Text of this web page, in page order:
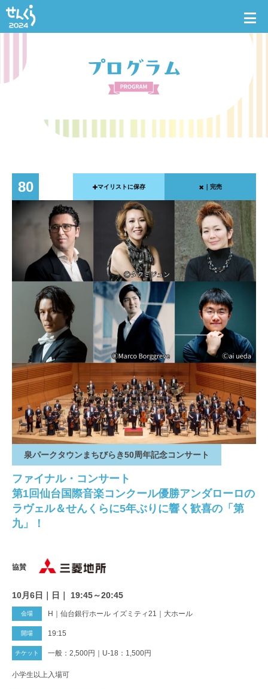
80 マイリストに保存 ｜完売
泉パークタウンまちびらき50周年記念コンサート
ファイナル・コンサート
第1回仙台国際音楽コンクール優勝アンダローロの
ラヴェル＆せんくらに5年ぶりに響く歓喜の「第
九」！
協賛
10月6日｜日｜ 19:45～20:45
H｜仙台銀行ホール イズミティ21｜大ホール
19:15
一般：2,500円｜U-18：1,500円
小学生以上入場可